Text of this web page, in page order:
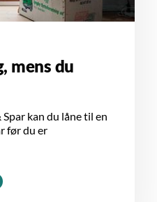
mens du
kan du låne til en
før du er